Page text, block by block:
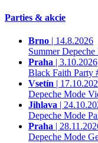
Parties & akcie
Brno | 14.8.2026
Summer
Praha | 3.10.2026
Black Faith Party
Vsetín |
Depeche Mode
Jihlava |
Depeche Mode
Praha |
Depeche Mode